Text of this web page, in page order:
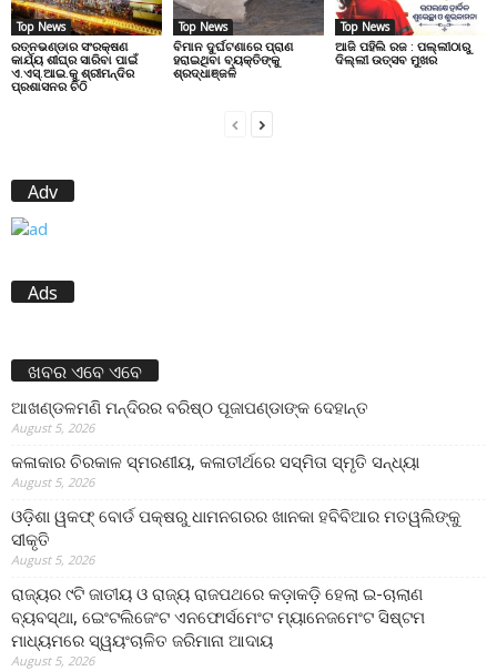
Top News
ରତ୍ନଭଣ୍ଡାର ସଂରକ୍ଷଣ
କାର୍ଯ୍ୟ ଶୀଘ୍ର ସାରିବା ପାଇଁ
ଏ.ଏସ୍.ଆଇ.କୁ ଶ୍ରୀମନ୍ଦିର
ପ୍ରଶାସନର ଚିଠି
Top News
ବିମାନ ଦୁର୍ଘଟଣାରେ ପ୍ରାଣ
ହରାଇଥିବା ବ୍ୟକ୍ତିଙ୍କୁ
ଶ୍ରଦ୍ଧାଞ୍ଜଳି
Top News
ଆଜି ପହିଲି ରଜ : ପଲ୍ଲୀଠାରୁ
ଦିଲ୍ଲୀ ଉତ୍ସବ ମୁଖର
Adv
Ads
ଖବର ଏବେ ଏବେ
ଆଖଣ୍ଡଳମଣି ମନ୍ଦିରର ବରିଷ୍ଠ ପୂଜାପଣ୍ଡାଙ୍କ ଦେହାନ୍ତ
August 5, 2026
କଳାକାର ଚିରକାଳ ସ୍ମରଣୀୟ, କଳାତୀର୍ଥରେ ସସ୍ମିତା ସ୍ମୃତି ସନ୍ଧ୍ୟା
August 5, 2026
ଓଡ଼ିଶା ୱକଫ୍ ବୋର୍ଡ ପକ୍ଷରୁ ଧାମନଗରର ଖାନକା ହବିବିଆର ମତୱଲିଙ୍କୁ
ସୀକୃତି
August 5, 2026
ରାଜ୍ୟର ୯ଟି ଜାତୀୟ ଓ ରାଜ୍ୟ ରାଜପଥରେ କଡ଼ାକଡ଼ି ହେଲା ଇ-ଚାଲାଣ
ବ୍ୟବସ୍ଥା, ଇେଂଟଲିଜେଂଟ ଏନଫୋର୍ସମେଂଟ ମ୍ୟାନେଜମେଂଟ ସିଷ୍ଟମ
ମାଧ୍ୟମରେ ସ୍ୱୟଂଚାଳିତ ଜରିମାନା ଆଦାୟ
August 5, 2026